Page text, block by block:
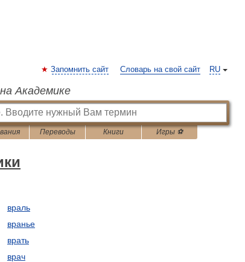
RU
Запомнить сайт Словарь на свой сайт
Академике
Переводы Книги Игры ⚽
враль
вранье
врать
врач